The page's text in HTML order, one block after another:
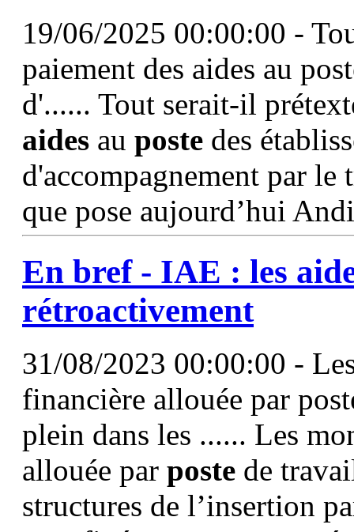
19/06/2025 00:00:00 -
paiement des aides au
d'...... Tout serait-il
aides au poste des
d'accompagnement par le
que pose aujourd’hui
En bref - IAE : les
rétroactivement
31/08/2023 00:00:00 -
financière allouée par
plein dans les ...... Les
allouée par poste de
structures de l’insertion